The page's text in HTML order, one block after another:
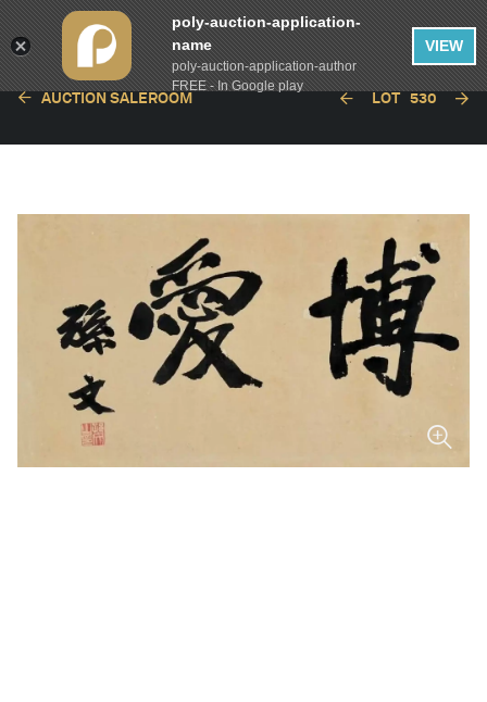
AUCTION SALEROOM LOT 530
poly-auction-application-
name
poly-auction-application-author
FREE - In Google play
VIEW